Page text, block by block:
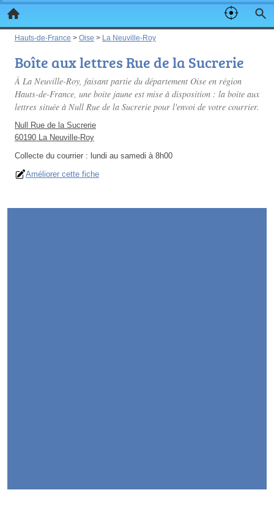
Hauts-de-France > Oise > La Neuville-Roy
Boîte aux lettres Rue de la Sucrerie
À La Neuville-Roy, faisant partie du département Oise en région
Hauts-de-France, une boite jaune est mise à disposition : la boite aux
lettres située à Null Rue de la Sucrerie pour l'envoi de votre courrier.
Null Rue de la Sucrerie
60190 La Neuville-Roy
Collecte du courrier : lundi au samedi à 8h00
Améliorer cette fiche